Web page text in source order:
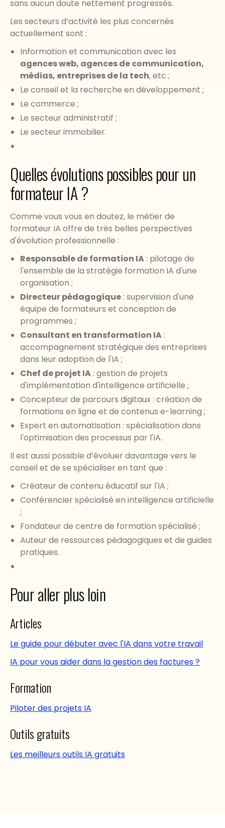
sans aucun doute nettement progressés.
Les secteurs d’activité les plus concernés
actuellement sont :
Information et communication avec les
agences web, agences de communication,
médias, entreprises de la tech, etc ;
Le conseil et la recherche en développement ;
Le commerce ;
Le secteur administratif ;
Le secteur immobilier.
Quelles évolutions possibles pour un
formateur IA ?
Comme vous vous en doutez, le métier de
formateur IA offre de très belles perspectives
d'évolution professionnelle :
Responsable de formation IA : pilotage de
l'ensemble de la stratégie formation IA d'une
organisation ;
Directeur pédagogique : supervision d'une
équipe de formateurs et conception de
programmes ;
Consultant en transformation IA :
accompagnement stratégique des entreprises
dans leur adoption de l'IA ;
Chef de projet IA : gestion de projets
d'implémentation d'intelligence artificielle ;
Concepteur de parcours digitaux : création de
formations en ligne et de contenus e-learning ;
Expert en automatisation : spécialisation dans
l'optimisation des processus par l'IA.
Il est aussi possible d’évoluer davantage vers le
conseil et de se spécialiser en tant que :
Créateur de contenu éducatif sur l'IA ;
Conférencier spécialisé en intelligence artificielle
;
Fondateur de centre de formation spécialisé ;
Auteur de ressources pédagogiques et de guides
pratiques.
Pour aller plus loin
Articles
Le guide pour débuter avec l'IA dans votre travail
IA pour vous aider dans la gestion des factures ?
Formation
Piloter des projets IA
Outils gratuits
Les meilleurs outils IA gratuits